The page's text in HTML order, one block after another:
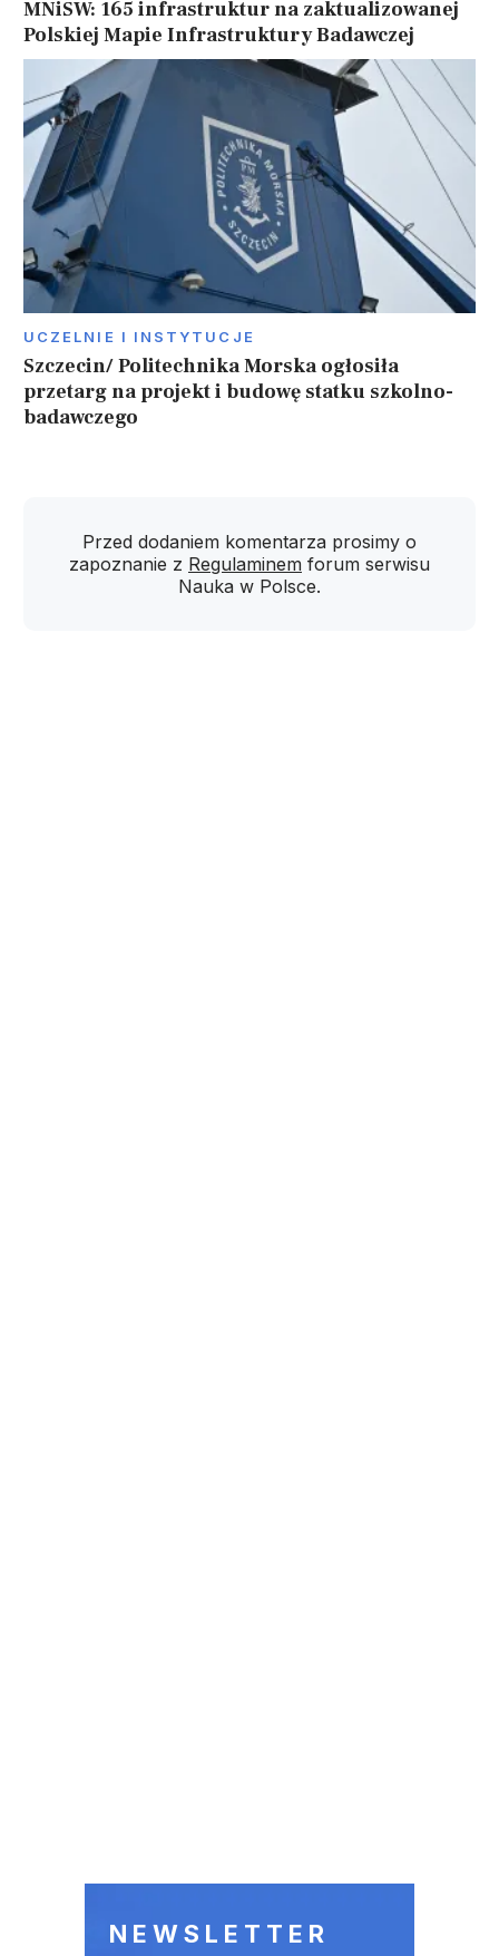
MNiSW: 165 infrastruktur na zaktualizowanej
Polskiej Mapie Infrastruktury Badawczej
UCZELNIE I INSTYTUCJE
Szczecin/ Politechnika Morska ogłosiła
przetarg na projekt i budowę statku szkolno-
badawczego
Przed dodaniem komentarza prosimy o
zapoznanie z Regulaminem forum serwisu
Nauka w Polsce.
NEWSLETTER